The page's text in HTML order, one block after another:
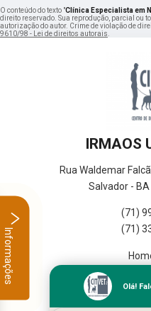
O conteúdo do texto "Clínica Especialista em
direito reservado. Sua reprodução, parcial ou
autorização do autor. Crime de violação de
9610/98 - Lei de direitos autorais.
IRMAOS
Rua Waldemar
Salvador -
(71)
(71)
Olá!
Informações